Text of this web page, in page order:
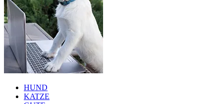
HUND
KATZE